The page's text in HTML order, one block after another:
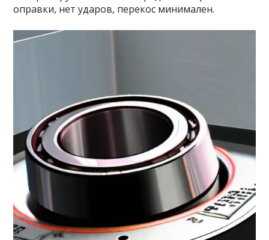
оправки, нет ударов, перекос минимален.